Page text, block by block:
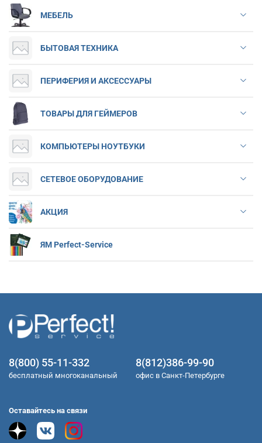
МЕБЕЛЬ
БЫТОВАЯ ТЕХНИКА
ПЕРИФЕРИЯ И АКСЕССУАРЫ
ТОВАРЫ ДЛЯ ГЕЙМЕРОВ
КОМПЬЮТЕРЫ НОУТБУКИ
СЕТЕВОЕ ОБОРУДОВАНИЕ
АКЦИЯ
ЯМ Perfect-Service
8(800) 55-11-332
бесплатный многоканальный
8(812)386-99-90
офис в Санкт-Петербурге
Оставайтесь на связи